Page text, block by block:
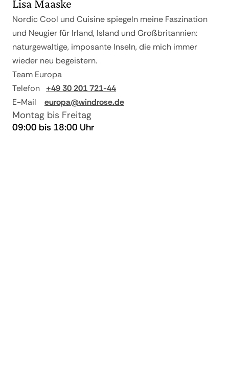
ab 17 und bis 11
Reisepreis
ab 10 und bis 4
80% vom
Reisepreis
ab 3 und bei
Nichtantritt
Lisa Maaske
Nordic Cool und Cuisine spiegeln meine Faszination
und Neugier für Irland, Island und Großbritannien:
naturgewaltige, imposante Inseln, die mich immer
wieder neu begeistern.
Team Europa
Telefon
+49 30 201 721-44
E-Mail
europa@windrose.de
Montag bis Freitag
09:00 bis 18:00 Uhr